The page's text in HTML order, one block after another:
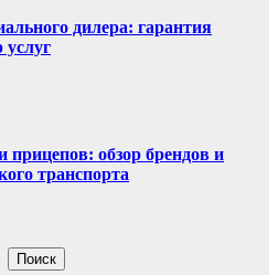
дилера: гарантия
услуг
прицепов: обзор брендов и
транспорта
Поиск